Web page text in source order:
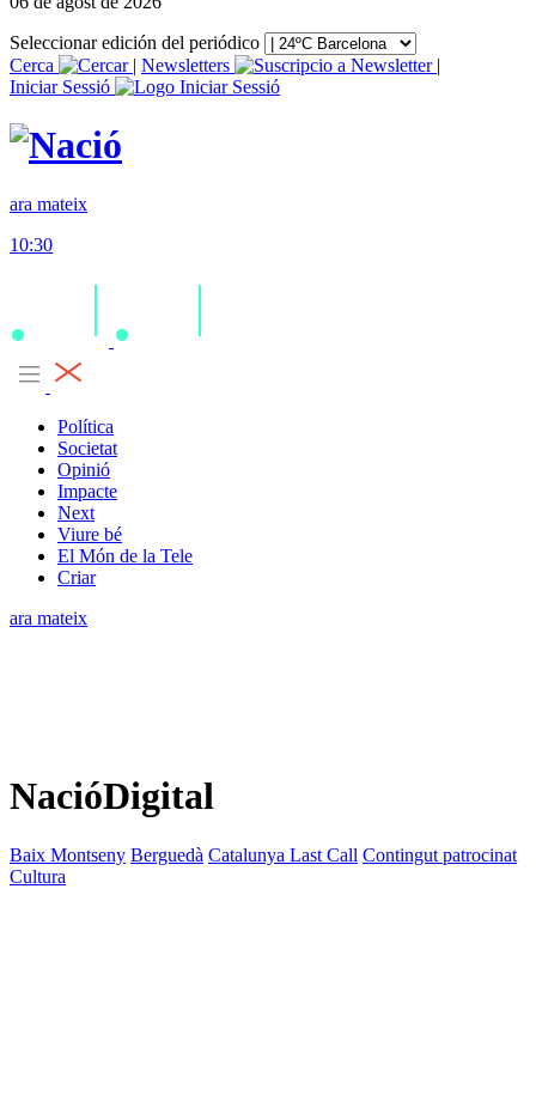
Seleccionar edición del periódico
Cerca
| Newsletters
|
Iniciar Sessió
ara mateix
10:30
Política
Societat
Opinió
Impacte
Next
Viure bé
El Món de la Tele
Criar
ara mateix
NacióDigital
Baix Montseny Berguedà Catalunya Last Call Contingut patrocinat
Cultura